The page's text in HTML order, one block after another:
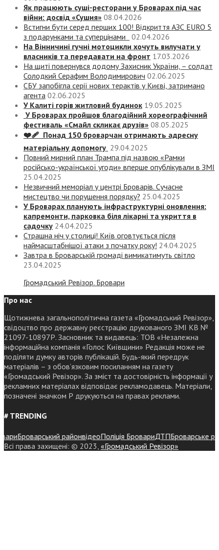
Як працюють суші-ресторани у Броварах під час
війни: досвід «Сушия» 08.04.2026
Встигни бути серед перших 100! Відкриття АЗС EURO 5
з подарунками та суперцінами
02.04.2026
На Вінничині гучні мотоцикли хочуть вилучати у
власників та передавати на фронт 17.03.2026
На щиті повернувся додому Захисник України, – солдат
Солодкий Серафим Володимирович 02.06.2025
СБУ запобігла серії нових терактів у Києві, затримано
агента 02.06.2025
У Калиті горів житловий будинок 19.05.2025
У Броварах пройшов благодійний хореографічний
фестиваль «Смайл скликає друзів» 08.05.2025
❤️‍🩹 Понад 150 броварчан отримають адресну
матеріальну допомогу 29.04.2025
Повний мирний план Трампа під назвою «‎Рамки
російсько-української угоди» вперше опублікували в ЗМІ
25.04.2025
Незвичний меморіал у центрі Броварів. Сучасне
мистецтво чи порушення порядку? 25.04.2025
У Броварах планують інфраструктурні оновлення:
капремонти, парковка біля лікарні та укриття в
садочку 24.04.2025
Страшна ніч у столиці! Київ оговтується після
наймасштабнішої атаки з початку року! 24.04.2025
Завтра в Броварській громаді вимикатимуть світло
23.04.2025
Громадський Ревізор. Бровари
Про нас
Щотижнева загальнополітична газета «Громадський Ревізор»,
свідоцтво про державну реєстрацію друкованого ЗМІ КВ №
21097-10897Р. Засновник та видавець: ТОВ «Незалежна
інформаційна компанія «Голос Київщини» Редакція може не
поділяти думку авторів публікацій. Будь-який передрук
матеріалів – з обов’язковим посиланням на газету
«Громадський Ревізор». За зміст та достовірність інформації у
рекламних матеріалах відповідає рекламодавець. Матеріали,
позначені значком Р друкуються на правах реклами.
# TRENDING
Броварський районвідеоПоліція БровариДТПБроварське
Всі права захищені: © 2023, «Громадський Ревізор»